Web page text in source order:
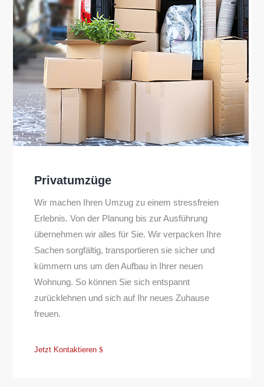
Privatumzüge
Wir machen Ihren Umzug zu einem stressfreien
Erlebnis. Von der Planung bis zur Ausführung
übernehmen wir alles für Sie. Wir verpacken Ihre
Sachen sorgfältig, transportieren sie sicher und
kümmern uns um den Aufbau in Ihrer neuen
Wohnung. So können Sie sich entspannt
zurücklehnen und sich auf Ihr neues Zuhause
freuen.
Jetzt Kontaktieren